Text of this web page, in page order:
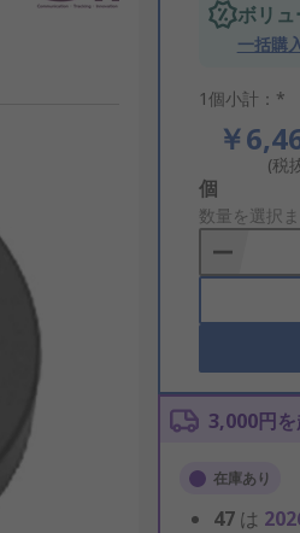
ボリ
一括購
1個小計：*
￥
(税
Add
to
Basket
個
数量を選択
3,000円
在庫あり
47 は